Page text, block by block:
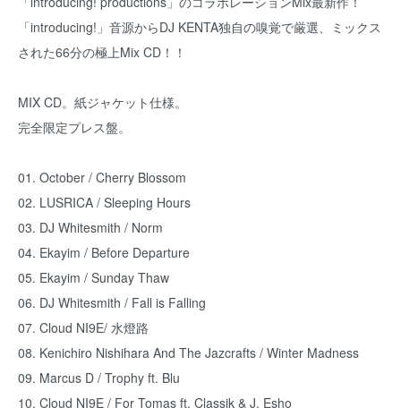
「introducing!」音源からDJ KENTA独自の嗅覚で厳選、ミックス
された66分の極上Mix CD！！
MIX CD。紙ジャケット仕様。
完全限定プレス盤。
01. October / Cherry Blossom
02. LUSRICA / Sleeping Hours
03. DJ Whitesmith / Norm
04. Ekayim / Before Departure
05. Ekayim / Sunday Thaw
06. DJ Whitesmith / Fall is Falling
07. Cloud NI9E/ 水燈路
08. Kenichiro Nishihara And The Jazcrafts / Winter Madness
09. Marcus D / Trophy ft. Blu
10. Cloud NI9E / For Tomas ft. Classik & J. Esho